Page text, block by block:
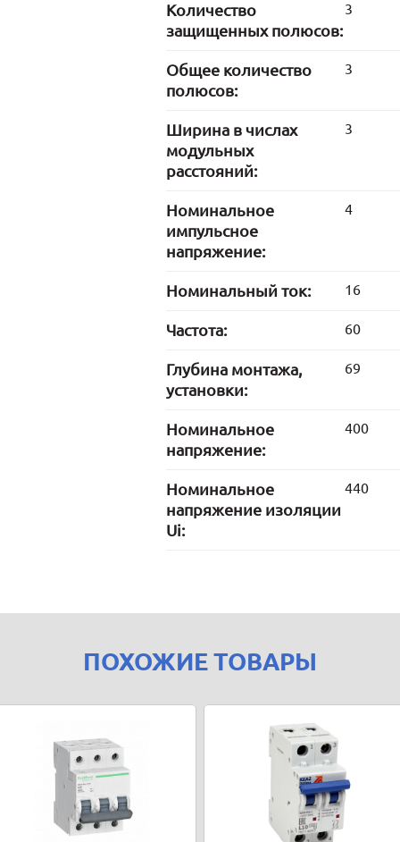
Количество
защищенных полюсов:
3
Общее количество
полюсов:
3
Ширина в числах
модульных
расстояний:
3
Номинальное
импульсное
напряжение:
4
Номинальный ток: 16
Частота: 60
Глубина монтажа,
установки:
69
Номинальное
напряжение:
400
Номинальное
напряжение изоляции
Ui:
440
ПОХОЖИЕ ТОВАРЫ